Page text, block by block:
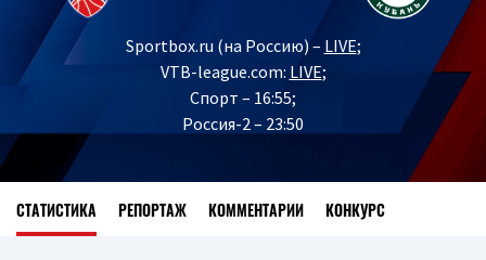
Sportbox.ru (на Россию) – LIVE;
VTB-league.com: LIVE;
Спорт – 16:55;
Россия-2 – 23:50
СТАТИСТИКА РЕПОРТАЖ КОММЕНТАРИИ КОНКУРС